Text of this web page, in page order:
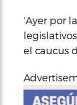
‘Ayer por
el caucus